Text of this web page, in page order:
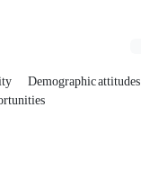
Demographic attitudes